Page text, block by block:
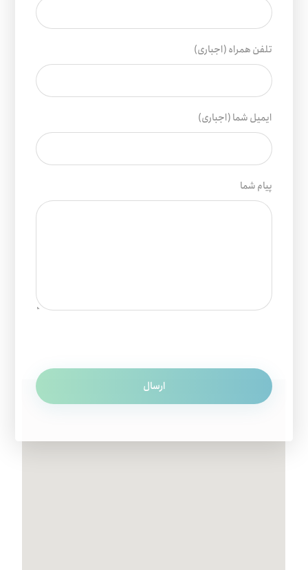
تلفن همراه (اجباری)
ایمیل شما (اجباری)
پیام شما
ارسال